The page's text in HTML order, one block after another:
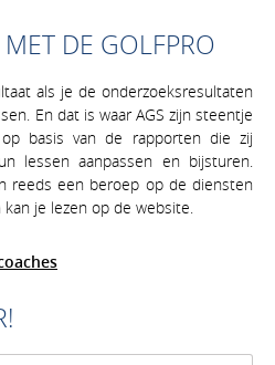
DE GOLFPRO
als je de onderzoeksresultaten
En dat is waar AGS zijn steentje
op basis van de rapporten die zij
lessen aanpassen en bijsturen.
reeds een beroep op de diensten
kan je lezen op de website.